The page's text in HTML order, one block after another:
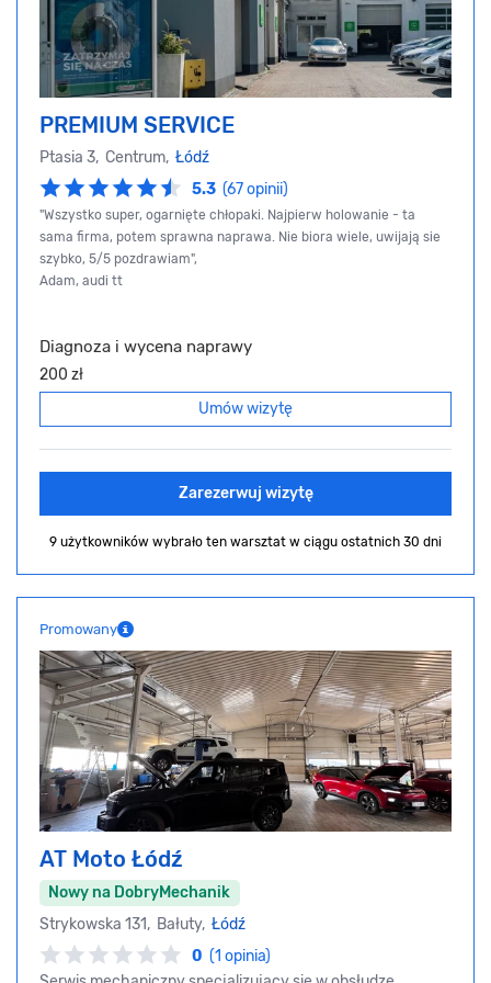
PREMIUM SERVICE
Ptasia 3, Centrum, Łódź
5.3 (67 opinii)
"Wszystko super, ogarnięte chłopaki. Najpierw holowanie - ta
sama firma, potem sprawna naprawa. Nie biora wiele, uwijają sie
szybko, 5/5 pozdrawiam",
Adam, audi tt
Diagnoza i wycena naprawy
200 zł
Umów wizytę
Zarezerwuj wizytę
9 użytkowników wybrało ten warsztat w ciągu ostatnich 30 dni
Promowany
AT Moto Łódź
Nowy na DobryMechanik
Strykowska 131, Bałuty, Łódź
0 (1 opinia)